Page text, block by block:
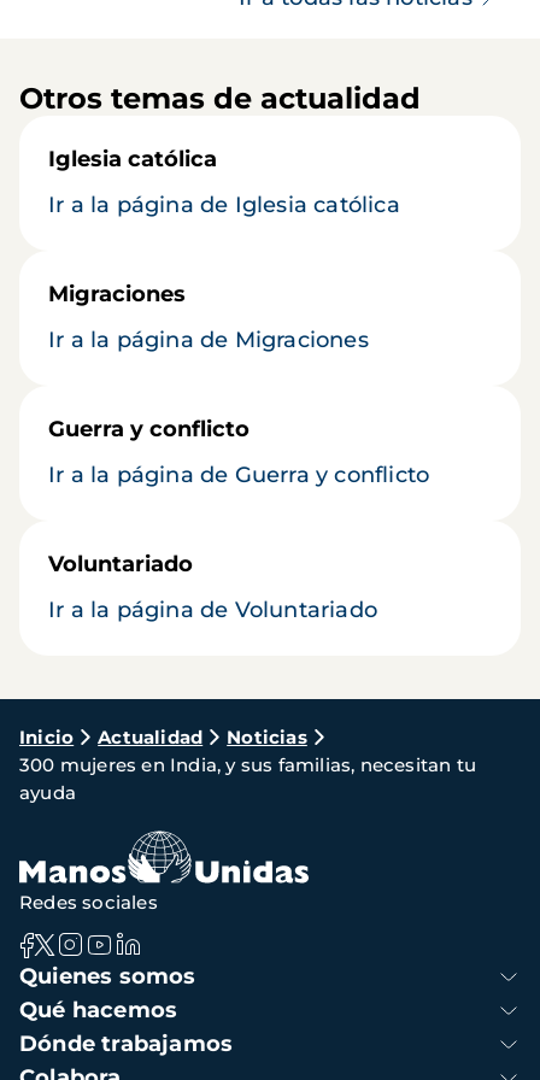
Otros temas de actualidad
Iglesia católica
Ir a la página de Iglesia católica
Migraciones
Ir a la página de Migraciones
Guerra y conflicto
Ir a la página de Guerra y conflicto
Voluntariado
Ir a la página de Voluntariado
Ruta
de
navegación
Inicio Actualidad
Noticias
300 mujeres en India, y sus familias, necesitan tu
ayuda
Navegación
principal
Quienes somos
Qué hacemos
Dónde trabajamos
Redes sociales